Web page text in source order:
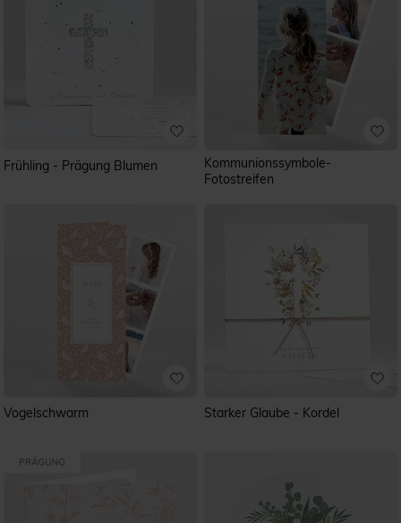
Frühling - Prägung Blumen
Kommunionssymbole-
Fotostreifen
Vogelschwarm Starker Glaube - Kordel